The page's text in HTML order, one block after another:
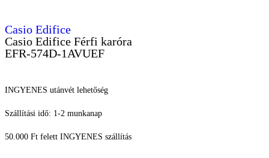
Casio Edifice
Casio Edifice Férfi karóra
EFR-574D-1AVUEF
INGYENES utánvét lehetőség
Szállítási idő: 1-2 munkanap
50.000 Ft felett INGYENES szállítás